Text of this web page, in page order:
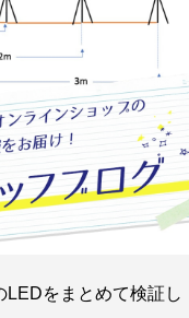
LEDをまとめて検証し